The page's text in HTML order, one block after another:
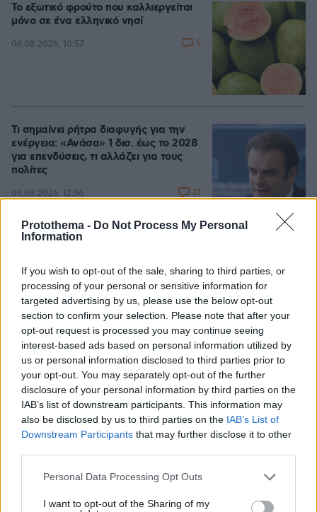
Protothema - Do Not Process My Personal
Information
If you wish to opt-out of the sale, sharing to third parties, or
processing of your personal or sensitive information for
targeted advertising by us, please use the below opt-out
section to confirm your selection. Please note that after your
opt-out request is processed you may continue seeing
interest-based ads based on personal information utilized by
us or personal information disclosed to third parties prior to
your opt-out. You may separately opt-out of the further
disclosure of your personal information by third parties on the
IAB’s list of downstream participants. This information may
also be disclosed by us to third parties on the IAB’s List of
Downstream Participants that may further disclose it to other
Please note that this website/app uses one or more Google
not limited to your visit or usage behaviour. You may click to
Personal Data Processing Opt Outs
I want to opt-out of the Sharing of my
Το εξωτικό φρούτο που καλλιεργείται
μόνο σε ένα ελληνικό νησί
06.08.2026, 10:57 5
Τι σημαίνει ρήτρα διαφυγής για την
ενέργεια: «Ανάσα» 1 δισ. έως το 2028
για επενδύσεις, τι αλλάζει για τους
πολίτες
06.08.2026, 12:56 31
Games
Cut The Rope Northern Heights Candy
ΔΕΙΤΕ ΟΛΑ ΤΑ GAMES